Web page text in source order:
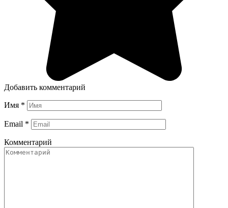
Добавить комментарий
Имя *
Email *
Комментарий